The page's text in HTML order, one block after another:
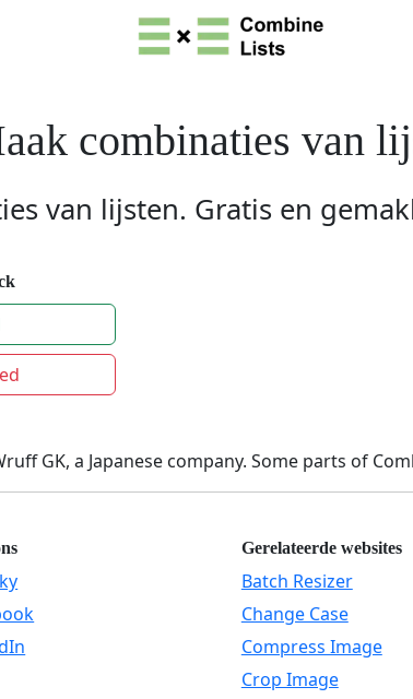
combinaties van
van lijsten. Gratis en
GK, a Japanese company. Some parts of
Gerelateerde websites
Batch Resizer
Change Case
Compress Image
Crop Image